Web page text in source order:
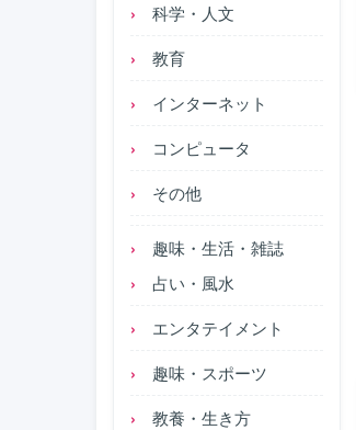
科学・人文
教育
インターネット
コンピュータ
その他
趣味・生活・雑誌
占い・風水
エンタテイメント
趣味・スポーツ
教養・生き方